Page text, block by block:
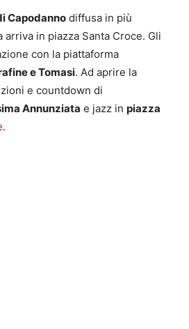
Capodanno diffusa in più
in piazza Santa Croce. Gli
con la piattaforma
e Tomasi. Ad aprire la
e countdown di
Annunziata e jazz in piazza
.